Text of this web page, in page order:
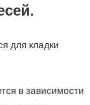
для кладки
в зависимости